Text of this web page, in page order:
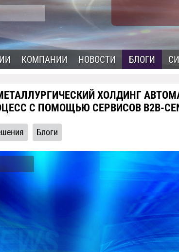
КОМПАНИИ НОВОСТИ БЛОГИ
ХОЛДИНГ
С ПОМОЩЬЮ СЕРВИСОВ B2B-
Блоги